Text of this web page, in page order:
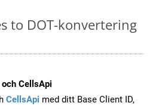
to DOT-konvertering
CellsApi
CellsApi med ditt Base Client ID,